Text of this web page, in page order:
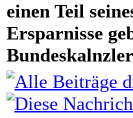
einen Teil
Ersparnisse